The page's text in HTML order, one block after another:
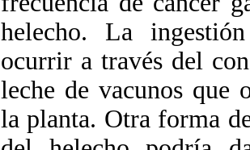
helecho. La
ocurrir a través del
leche de vacunos que
la planta. Otra forma